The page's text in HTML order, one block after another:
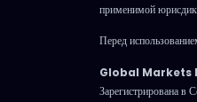
применимой
Перед
Global Markets
Зарегистрирована